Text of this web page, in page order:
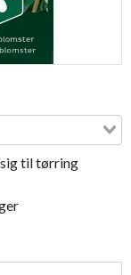
til tørring